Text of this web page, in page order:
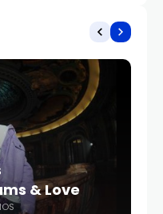
& Love